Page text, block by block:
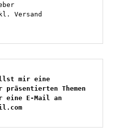
Versand
mir eine
präsentierten Themen
eine E-Mail an